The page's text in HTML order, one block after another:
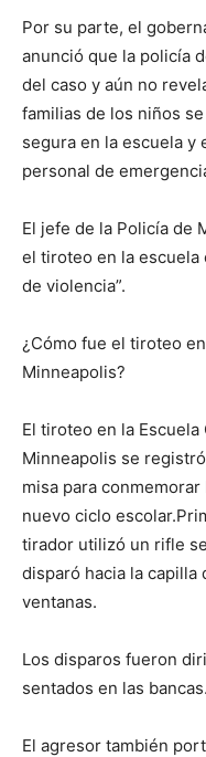
Por su parte, el
anunció que la policía
del caso y aún no
familias de los niños
segura en la escuela y
personal de
El jefe de la Policía de
el tiroteo en la escuela
de violencia”.
¿Cómo fue el tiroteo
Minneapolis?
El tiroteo en la
Minneapolis se
misa para
nuevo ciclo
tirador utilizó un rifle
disparó hacia la capilla
ventanas.
Los disparos fueron
sentados en las bancas.
El agresor también